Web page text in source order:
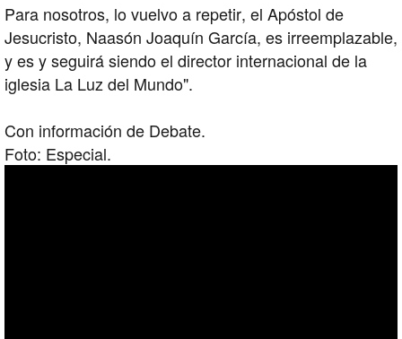
Para nosotros, lo vuelvo a repetir, el Apóstol de
Jesucristo, Naasón Joaquín García, es irreemplazable,
y es y seguirá siendo el director internacional de la
iglesia La Luz del Mundo".
Con información de Debate.
Foto: Especial.